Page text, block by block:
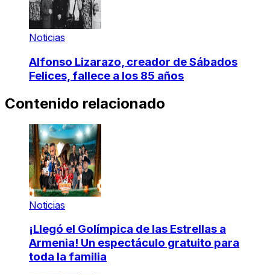
Noticias
Alfonso Lizarazo, creador de Sábados
Felices, fallece a los 85 años
Contenido relacionado
Noticias
¡Llegó el Golímpica de las Estrellas a
Armenia! Un espectáculo gratuito para
toda la familia